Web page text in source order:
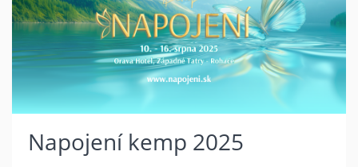
Napojení kemp 2025